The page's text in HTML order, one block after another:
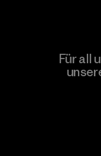
Toray
Material-supplier
Für all